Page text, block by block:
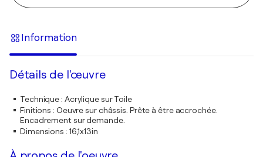
Information
Détails de l'œuvre
Technique: Acrylique sur Toile
Finitions : Oeuvre sur châssis. Prête à être accrochée.
Encadrement sur demande.
Dimensions : 16,1x13in